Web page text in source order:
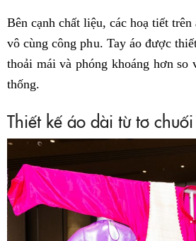
Bên cạnh chất liệu, các hoạ tiết
vô cùng công phu. Tay áo được
thoải mái và phóng khoáng hơn so
thống.
Thiết kế áo dài từ tơ chuối